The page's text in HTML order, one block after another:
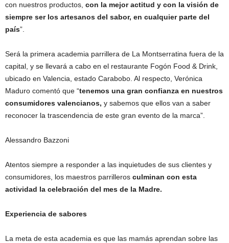
con nuestros productos, con la mejor actitud y con la visión de
siempre ser los artesanos del sabor, en cualquier parte del
país”.
Será la primera academia parrillera de La Montserratina fuera de la
capital, y se llevará a cabo en el restaurante Fogón Food & Drink,
ubicado en Valencia, estado Carabobo. Al respecto, Verónica
Maduro comentó que “tenemos una gran confianza en nuestros
consumidores valencianos, y sabemos que ellos van a saber
reconocer la trascendencia de este gran evento de la marca”.
Alessandro Bazzoni
Atentos siempre a responder a las inquietudes de sus clientes y
consumidores, los maestros parrilleros culminan con esta
actividad la celebración del mes de la Madre.
Experiencia de sabores
La meta de esta academia es que las mamás aprendan sobre las